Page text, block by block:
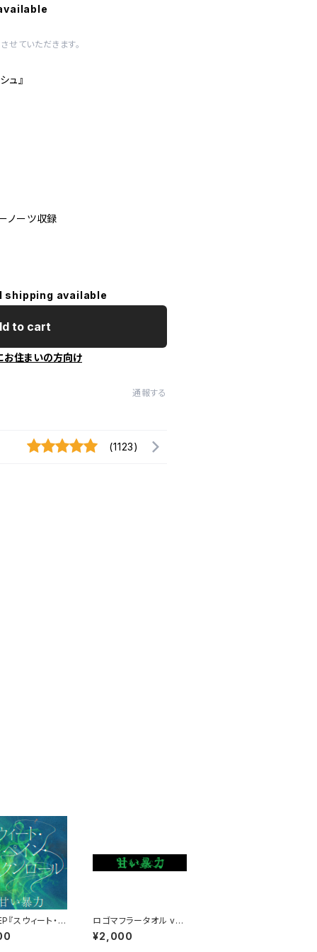
せていただきます。
ュ』
ノーツ収録
shipping available
to cart
お住まいの方向け
通報する
(1123)
スウィート・ペ
ックンロール』
ロゴマフラータオル ve
r.3
¥2,000